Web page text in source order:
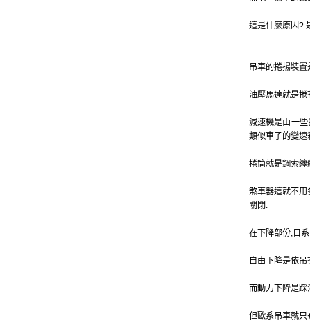
這是什麼原因?
吊車的捲揚裝
油壓馬達就是捲
減速機是由一
類似車子的變速
捲筒就是鋼索纏
煞車器這就不用
關閉.
在下降部份,日
自由下降是依
而動力下降是
但歐系吊車就只